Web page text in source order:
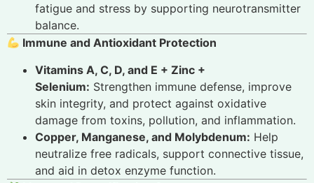
fatigue and stress by supporting neurotransmitter
balance.
Immune and Antioxidant Protection
Vitamins A, C, D, and E + Zinc +
Selenium: Strengthen immune defense, improve
skin integrity, and protect against oxidative
damage from toxins, pollution, and inflammation.
Copper, Manganese, and Molybdenum: Help
neutralize free radicals, support connective tissue,
and aid in detox enzyme function.